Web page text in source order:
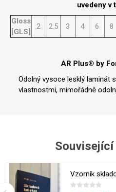
uvedeny v
Gloss
[GLS]
2 2.5 3 4 6 8
AR Plus® by
Odolný vysoce lesklý laminát
vlastnostmi, mimořádně
Vzorník